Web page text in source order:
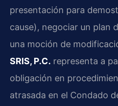
presentación para
cause), negociar un plan
una moción de
SRIS, P.C. representa a
obligación en
atrasada en el Condado